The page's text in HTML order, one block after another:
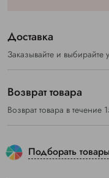
Доставка
Заказывайте и
Возврат товара
Возврат товара в течение
Подборать